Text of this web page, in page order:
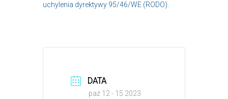
uchylenia dyrektywy 95/46/WE (RODO).
DATA
paź 12 - 15 2023